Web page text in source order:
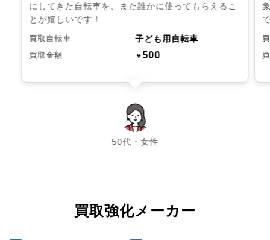
にしてきた自転車を、また誰かに使ってもらえるこ
とが嬉しいです！
買取自転車 子ども用自転車
買取金額 ￥500
50代・女性
chevron_left chevron_right
買取強化メーカー